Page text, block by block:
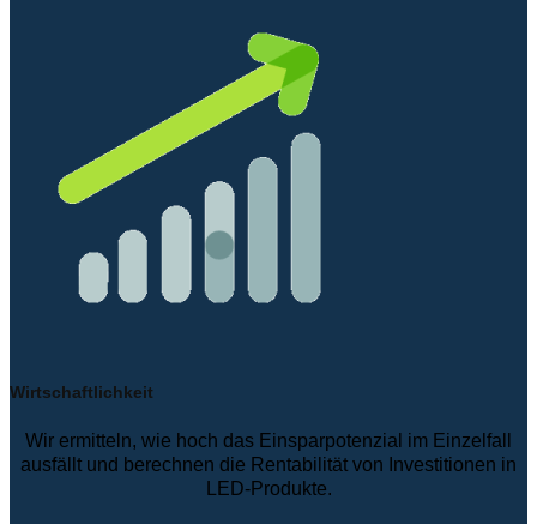
Wirtschaftlichkeit
Wir ermitteln, wie hoch das Einsparpotenzial im Einzelfall
ausfällt und berechnen die Rentabilität von Investitionen in
LED-Produkte.